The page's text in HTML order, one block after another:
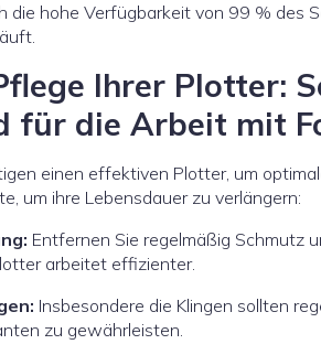
die hohe Verfügbarkeit von 99 % des
Ihrer Plotter:
für die Arbeit mit
einen effektiven Plotter, um
um ihre Lebensdauer zu verlängern:
Entfernen Sie regelmäßig Schmutz
arbeitet effizienter.
Insbesondere die Klingen sollten
zu gewährleisten.